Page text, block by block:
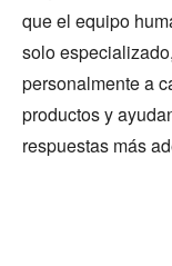
que el equipo
solo
personalmente a
productos y
respuestas más